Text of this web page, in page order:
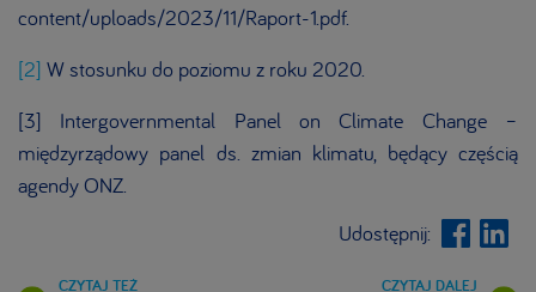
content/uploads/2023/11/Raport-1.pdf.
[2] W stosunku do poziomu z roku 2020.
[3] Intergovernmental Panel on Climate Change –
międzyrządowy panel ds. zmian klimatu, będący częścią
agendy ONZ.
Udostępnij: